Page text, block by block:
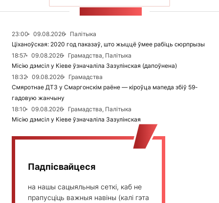
23:00 09.08.2026
Палітыка
Ціханоўская: 2020 год паказаў, што жыццё ўмее рабіць сюрпрызы
18:57
09.08.2026
Грамадства, Палітыка
Місію дэмсіл у Кіеве ўзначаліла Зазулінская (дапоўнена)
18:32
09.08.2026
Грамадства
Смяротнае ДТЗ у Смаргонскім раёне — кіроўца мапеда збіў 59-
гадовую жанчыну
18:10
09.08.2026
Грамадства, Палітыка
Місію дэмсіл у Кіеве ўзначаліла Зазулінская
Падпісвайцеся
на нашы сацыяльныя сеткі, каб не
прапусціць важныя навіны (калі гэта